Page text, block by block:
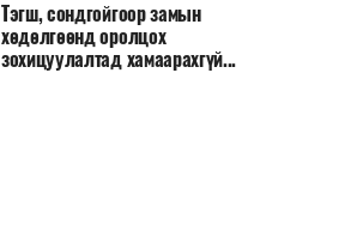
Тэгш, сондгойгоор замын
хөдөлгөөнд оролцох
зохицуулалтад хамаарахгүй...